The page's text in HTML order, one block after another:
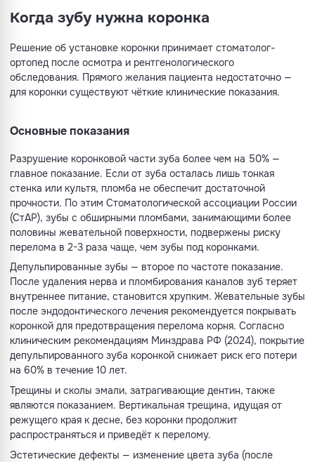
Когда зубу нужна коронка
Решение об установке коронки принимает стоматолог-
ортопед после осмотра и рентгенологического
обследования. Прямого желания пациента недостаточно —
для коронки существуют чёткие клинические показания.
Основные показания
Разрушение коронковой части зуба более чем на 50% —
главное показание. Если от зуба осталась лишь тонкая
стенка или культя, пломба не обеспечит достаточной
прочности. По этим Стоматологической ассоциации России
(СтАР), зубы с обширными пломбами, занимающими более
половины жевательной поверхности, подвержены риску
перелома в 2-3 раза чаще, чем зубы под коронками.
Депульпированные зубы — второе по частоте показание.
После удаления нерва и пломбирования каналов зуб теряет
внутреннее питание, становится хрупким. Жевательные зубы
после эндодонтического лечения рекомендуется покрывать
коронкой для предотвращения перелома корня. Согласно
клиническим рекомендациям Минздрава РФ (2024), покрытие
депульпированного зуба коронкой снижает риск его потери
на 60% в течение 10 лет.
Трещины и сколы эмали, затрагивающие дентин, также
являются показанием. Вертикальная трещина, идущая от
режущего края к десне, без коронки продолжит
распространяться и приведёт к перелому.
Эстетические дефекты — изменение цвета зуба (после